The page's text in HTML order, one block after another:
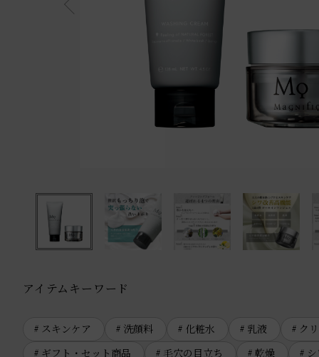
アイテムキーワード
スキンケア 洗顔料 化粧水 乳液 ク
ギフト・セット商品
毛穴の目立ち 乾燥